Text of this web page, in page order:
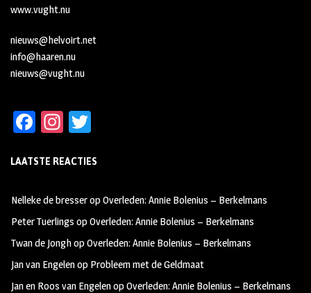
www.vught.nu
nieuws@helvoirt.net
info@haaren.nu
nieuws@vught.nu
Fa
b
oo
k
In
ag
m
tt
LAATSTE REACTIES
Nelleke de bresseropOverleden: Annie Bolenius – Berkelmans
Peter Tuerlings opOverleden: Annie Bolenius – Berkelmans
Twan de JonghopOverleden: Annie Bolenius – Berkelmans
Jan van Engelenop Probleem met de Geldmaat
Jan en Roos van EngelenopOverleden: Annie Bolenius – Berkelmans